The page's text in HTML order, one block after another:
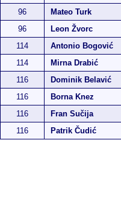
96
Mateo Turk
96
Leon Žvorc
114
Antonio Bogović
114
Mirna Drabić
116
Dominik Belavić
116
Borna Knez
116
Fran Sučija
116
Patrik Čudić